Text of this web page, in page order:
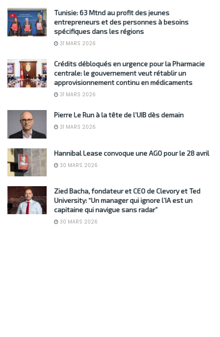
Tunisie: 63 Mtnd au profit des jeunes
entrepreneurs et des personnes à besoins
spécifiques dans les régions
31 MARS 2026
Crédits débloqués en urgence pour la Pharmacie
centrale: le gouvernement veut rétablir un
approvisionnement continu en médicaments
31 MARS 2026
Pierre Le Run à la tête de l’UIB dès demain
31 MARS 2026
Hannibal Lease convoque une AGO pour le 28 avril
30 MARS 2026
Zied Bacha, fondateur et CEO de Clevory et Ted
University: “Un manager qui ignore l’IA est un
capitaine qui navigue sans radar”
30 MARS 2026